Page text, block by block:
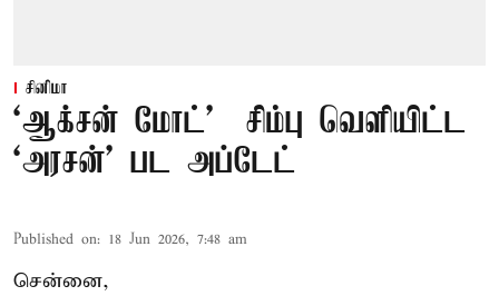
சினிமா
‘ஆக்சன் மோட்’ – சிம்பு வெளியிட்ட
‘அரசன்’ பட அப்டேட்
Published on: 18 Jun 2026, 7:48 am
சென்னை,